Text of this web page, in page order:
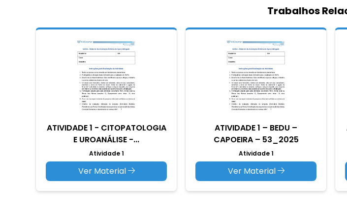
Trabalhos
ATIVIDADE 1 - CITOPATOLOGIA
E UROANÁLISE -...
Atividade 1
Ver Material
ATIVIDADE 1 – BEDU –
CAPOEIRA – 53_2025
Atividade 1
Ver Material